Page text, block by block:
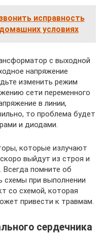
исправность
условиях
с выходной
напряжение
изменить режим
сети переменного
в линии,
то проблема будет
и диодами.
которые излучают
выйдут из строя и
помните об
схемы при выполнении
со схемой, которая
привести к травмам.
сердечника